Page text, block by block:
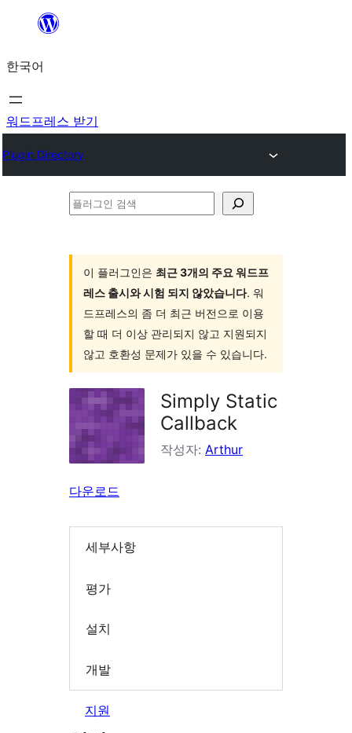
츠
로
바
가
한국어
워드프레스 받기
Plugin Directory
플
이 플러그인은 최근 3개의 주요 워드프
레스 출시와 시험 되지 않았습니다. 워
드프레스의 좀 더 최근 버전으로 이용
할 때 더 이상 관리되지 않고 지원되지
않고 호환성 문제가 있을 수 있습니다.
Simply Static
Callback
작성자: Arthur
다운로드
세부사항
평가
설치
개발
지원